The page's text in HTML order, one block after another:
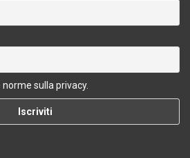
norme sulla privacy.